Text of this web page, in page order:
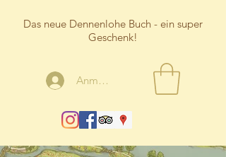
Das neue Dennenlohe Buch - ein super
Geschenk!
Anmelden